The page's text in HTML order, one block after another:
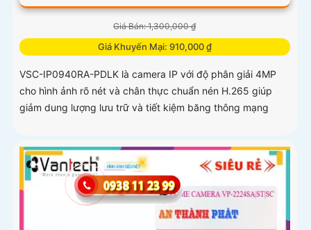
Giá Bán: 1,300,000 ₫
Giá Khuyến Mại: 910,000 ₫
VSC-IP0940RA-PDLK là camera IP với độ phân giải 4MP
cho hình ảnh rõ nét và chân thực chuẩn nén H.265 giúp
giảm dung lượng lưu trữ và tiết kiệm băng thông mạng